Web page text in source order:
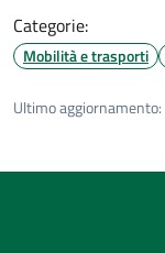
Categorie:
Mobilità e trasporti
Ultimo aggiornamento: